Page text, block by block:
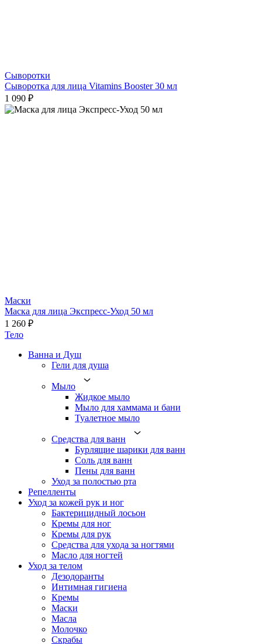
Сыворотки
Сыворотка для лица Vitamins Booster 30 мл
1 090 ₽
Маски
Маска для лица Экспресс-Уход 50 мл
1 260 ₽
Тело
Ванна и Душ
Гели для душа
Мыло
Жидкое мыло
Мыло для хаммама и бани
Туалетное мыло
Средства для ванн
Бурлящие шарики для ванн
Соль для ванн
Пены для ванн
Уход за полостью рта
Репелленты
Уход за кожей рук и ног
Бактерицидный лосьон
Кремы для ног
Кремы для рук
Средства для ухода за ногтями
Масло для ногтей
Уход за телом
Дезодоранты
Интимная гигиена
Кремы
Маски
Масла
Молочко
Скрабы